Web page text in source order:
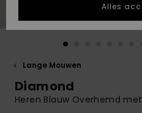
vraag te
krijgen.
de meest
STORE LOCATOR
VERLANGLIJST
Lange Mouwen
Diamond
Heren Blauw Overhemd
Alles